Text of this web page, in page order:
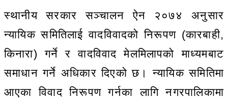
स्थानीय सरकार सञ्चालन ऐन २०७४ अनुसार
न्यायिक समितिलाई वादविवादको निरूपण (कारबाही,
किनारा) गर्ने र वादविवाद मेलमिलापको माध्यमबाट
समाधान गर्ने अधिकार दिएको छ। न्यायिक समितिमा
आएका विवाद निरूपण गर्नका लागि नगरपालिकामा